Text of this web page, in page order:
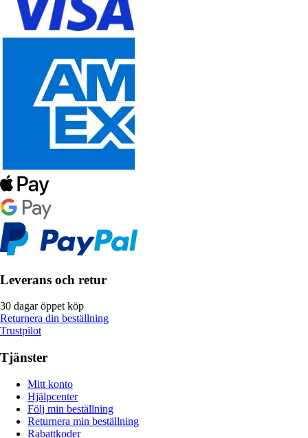
Leverans och retur
30 dagar öppet köp
Returnera din beställning
Trustpilot
Tjänster
Mitt konto
Hjälpcenter
Följ min beställning
Returnera min beställning
Rabattkoder